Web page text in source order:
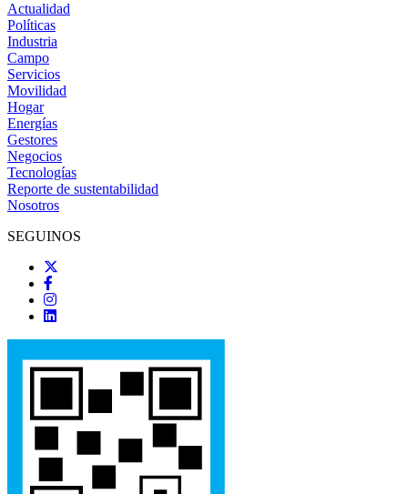
Actualidad
Políticas
Industria
Campo
Servicios
Movilidad
Hogar
Energías
Gestores
Negocios
Tecnologías
Reporte de sustentabilidad
Nosotros
SEGUINOS